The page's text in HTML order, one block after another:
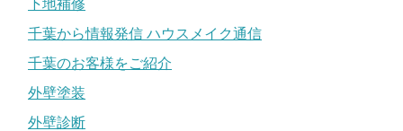
下地補修
千葉から情報発信 ハウスメイク通信
千葉のお客様をご紹介
外壁塗装
外壁診断